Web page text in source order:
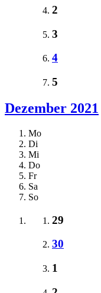
2
3
4
5
Dezember 2021
Mo
Di
Mi
Do
Fr
Sa
So
29
30
1